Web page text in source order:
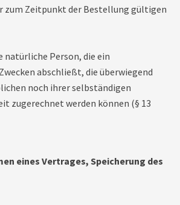
zum Zeitpunkt der Bestellung gültigen
natürliche Person, die ein
abschließt, die überwiegend
noch ihrer selbständigen
zugerechnet werden können (§ 13
eines Vertrages, Speicherung des